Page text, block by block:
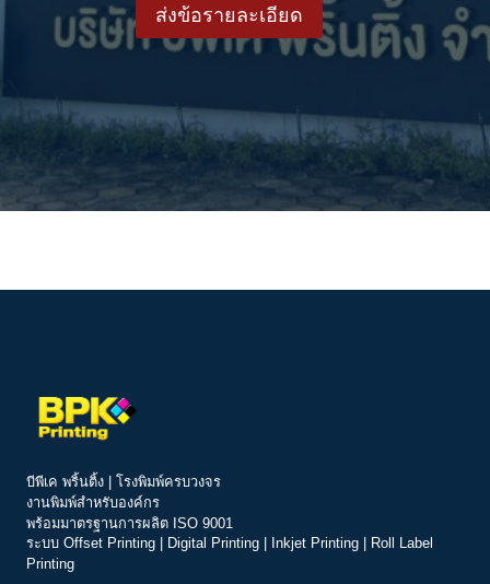
ส่งข้อรายละเอียด
บีพีเค พริ้นติ้ง | โรงพิมพ์ครบวงจร
งานพิมพ์สำหรับองค์กร
พร้อมมาตรฐานการผลิต ISO 9001
ระบบ Offset Printing Digital Printing Inkjet Printing
Roll Label
Printing